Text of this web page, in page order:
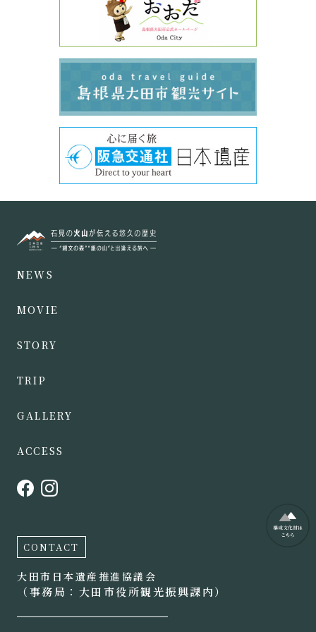
NEWS
MOVIE
STORY
TRIP
GALLERY
ACCESS
CONTACT
大田市日本遺産推進協議会
（事務局：大田市役所観光振興課内）